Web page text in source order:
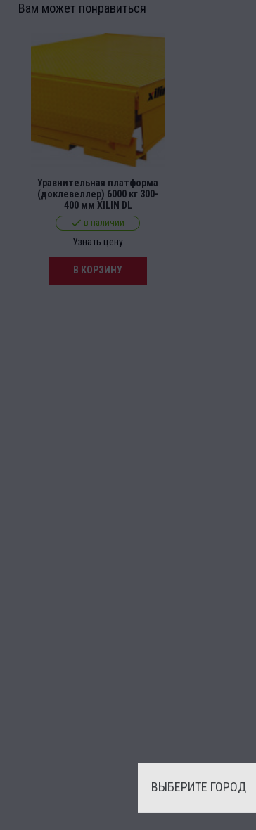
Вам может понравиться
Уравнительная платформа
(доклевеллер) 6000 кг 300-
400 мм XILIN DL
в наличии
Узнать цену
В КОРЗИНУ
ВЫБЕРИТЕ ГОРОД